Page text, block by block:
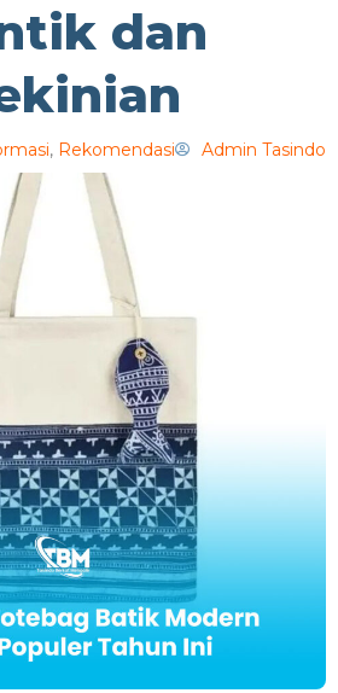
dan
, Rekomendasi Admin Tasindo